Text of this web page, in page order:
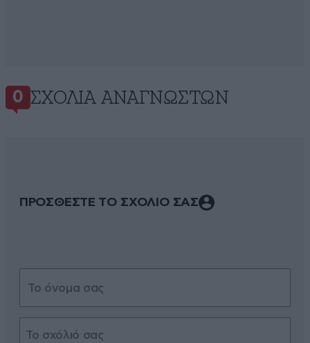
0 ΣΧΌΛΙΑ ΑΝΑΓΝΩΣΤΏΝ
ΠΡΟΣΘΕΣΤΕ ΤΟ ΣΧΟΛΙΟ ΣΑΣ